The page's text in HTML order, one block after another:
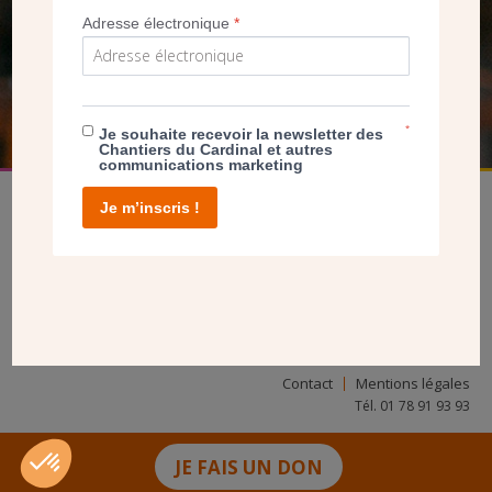
JE FAIS UN DON
NOUS PERMET D’AGIR
Contact Mentions légales
Tél. 01 78 91 93 93
Adresse électronique*
Je souhaite recevoir la newsletter des
Chantiers du Cardinal et autres
communications marketing
*
Je m’inscris !